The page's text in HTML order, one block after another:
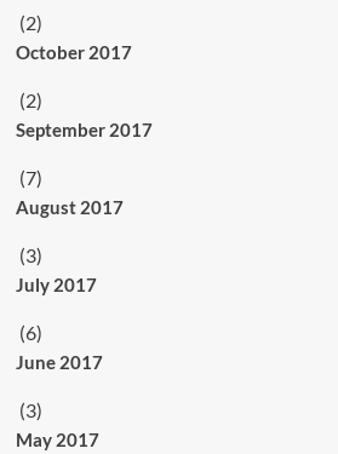
(2)
October 2017
(2)
September 2017
(7)
August 2017
(3)
July 2017
(6)
June 2017
(3)
May 2017